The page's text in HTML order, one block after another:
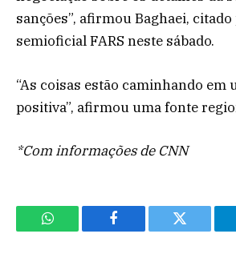
sanções”, afirmou Baghaei,
semioficial FARS neste sábado.
“As coisas estão caminhando em
positiva”, afirmou uma fonte
*Com informações de CNN
WhatsApp Facebook Twitter